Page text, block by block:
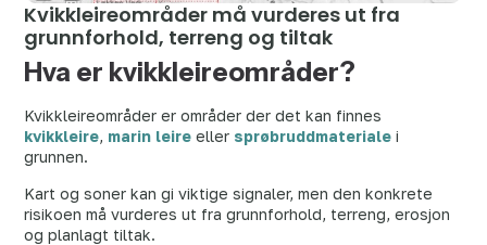
Kvikkleireområder må vurderes ut fra
grunnforhold, terreng og tiltak
Hva er kvikkleireområder?
Kvikkleireområder er områder der det kan finnes
kvikkleire, marin leire eller sprøbruddmateriale i
grunnen.
Kart og soner kan gi viktige signaler, men den konkrete
risikoen må vurderes ut fra grunnforhold, terreng, erosjon
og planlagt tiltak.